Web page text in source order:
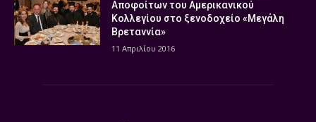
Αποφοίτων του Αμερικανικού
Κολλεγίου στο ξενοδοχείο «Μεγάλη
Βρεταννία»
11 Απριλίου 2016